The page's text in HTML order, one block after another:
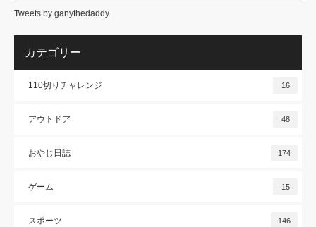
Tweets by ganythedaddy
カテゴリー
110切りチャレンジ 16
アウトドア 48
おやじ日誌 174
ゲーム 15
スポーツ 146